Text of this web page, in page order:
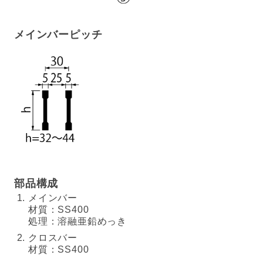
メインバーピッチ
部品構成
メインバー
材質：SS400
処理：溶融亜鉛めっき
クロスバー
材質：SS400